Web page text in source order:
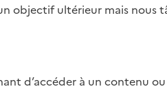
objectif ultérieur mais nous
d’accéder à un contenu